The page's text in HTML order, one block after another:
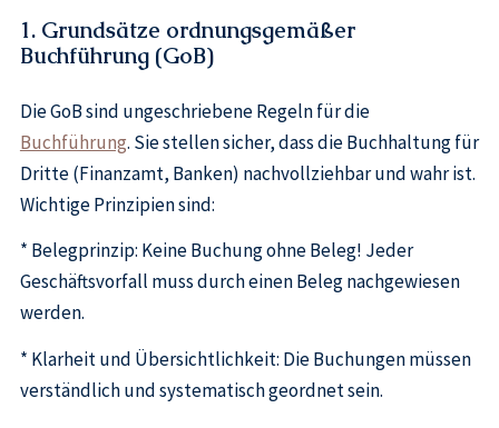
1. Grundsätze ordnungsgemäßer
Buchführung (GoB)
Die GoB sind ungeschriebene Regeln für die
Buchführung. Sie stellen sicher, dass die Buchhaltung für
Dritte (Finanzamt, Banken) nachvollziehbar und wahr ist.
Wichtige Prinzipien sind:
* Belegprinzip: Keine Buchung ohne Beleg! Jeder
Geschäftsvorfall muss durch einen Beleg nachgewiesen
werden.
* Klarheit und Übersichtlichkeit: Die Buchungen müssen
verständlich und systematisch geordnet sein.